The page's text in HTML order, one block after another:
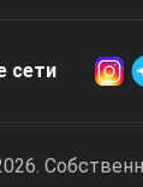
cети